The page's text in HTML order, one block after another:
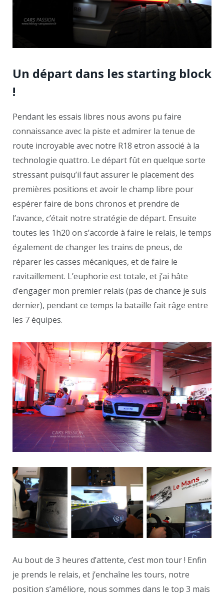
Un départ dans les starting block
!
Pendant les essais libres nous avons pu faire
connaissance avec la piste et admirer la tenue de
route incroyable avec notre R18 etron associé à la
technologie quattro. Le départ fût en quelque sorte
stressant puisqu’il faut assurer le placement des
premières positions et avoir le champ libre pour
espérer faire de bons chronos et prendre de
l’avance, c’était notre stratégie de départ. Ensuite
toutes les 1h20 on s’accorde à faire le relais, le temps
également de changer les trains de pneus, de
réparer les casses mécaniques, et de faire le
ravitaillement. L’euphorie est totale, et j’ai hâte
d’engager mon premier relais (pas de chance je suis
dernier), pendant ce temps la bataille fait râge entre
les 7 équipes.
Au bout de 3 heures d’attente, c’est mon tour ! Enfin
je prends le relais, et j’enchaîne les tours, notre
position s’améliore, nous sommes dans le top 3 mais